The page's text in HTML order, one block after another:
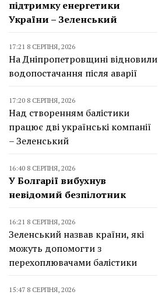
підтримку енергетики
України – Зеленський
17:21 8 СЕРПНЯ, 2026
На Дніпропетровщині відновили
водопостачання після аварії
17:20 8 СЕРПНЯ, 2026
Над створенням балістики
працює дві українські компанії
– Зеленський
16:40 8 СЕРПНЯ, 2026
У Болгарії вибухнув
невідомий безпілотник
16:21 8 СЕРПНЯ, 2026
Зеленський назвав країни, які
можуть допомогти з
перехоплювачами балістики
15:47 8 СЕРПНЯ, 2026